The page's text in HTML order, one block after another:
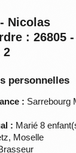
Nicolas
: 26805
2
personnelles
: Sarrebourg
: Marié 8
Moselle